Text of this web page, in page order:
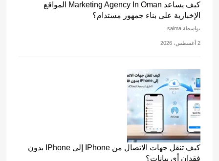
كيف يساعد Marketing Agency In Oman المواقع
الإخبارية على بناء جمهور مستدام؟
بواسطة salma
2 أغسطس، 2026
كيف تنقل جهات الاتصال من IPhone إلى IPhone بدون
فقدان أي بيانات؟